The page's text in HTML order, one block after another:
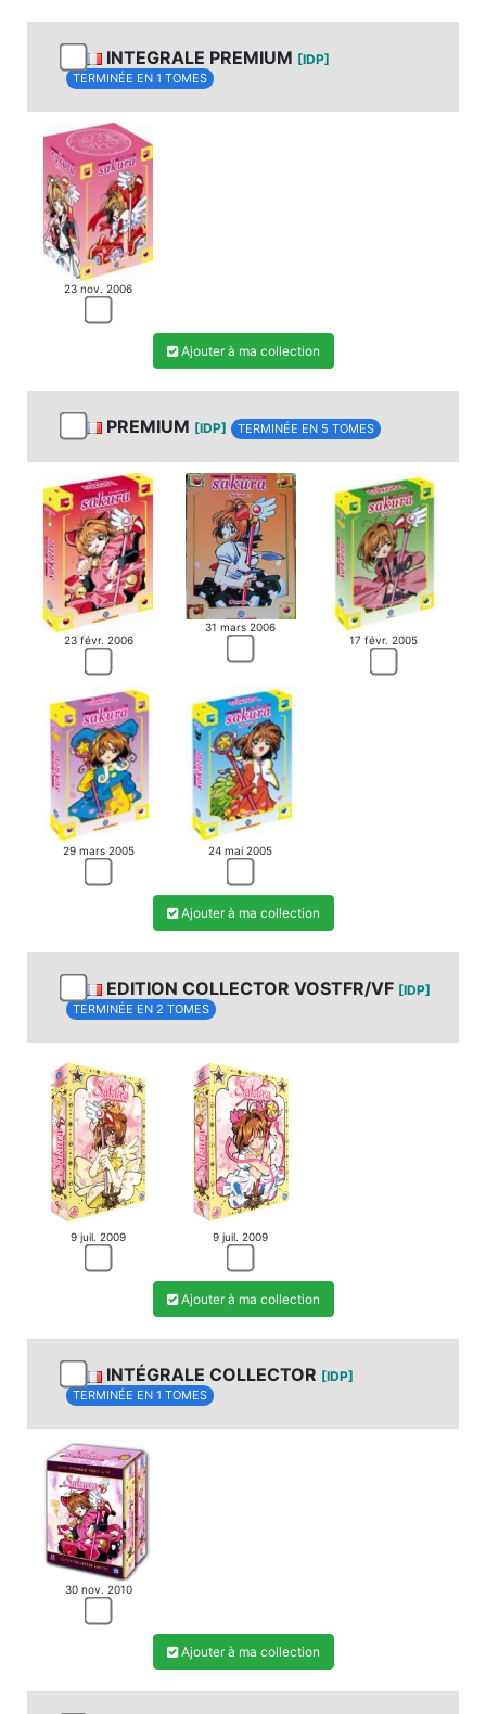
INTEGRALE PREMIUM [IDP]
TERMINÉE EN 1 TOMES
23 nov. 2006
Ajouter à ma collection
PREMIUM [IDP] TERMINÉE EN 5 TOMES
23 févr. 2006
31 mars 2006
17 févr. 2005
29 mars 2005 24 mai 2005
Ajouter à ma collection
EDITION COLLECTOR VOSTFR/VF [IDP]
TERMINÉE EN 2 TOMES
9 juil. 2009 9 juil. 2009
Ajouter à ma collection
INTÉGRALE COLLECTOR [IDP]
TERMINÉE EN 1 TOMES
30 nov. 2010
Ajouter à ma collection